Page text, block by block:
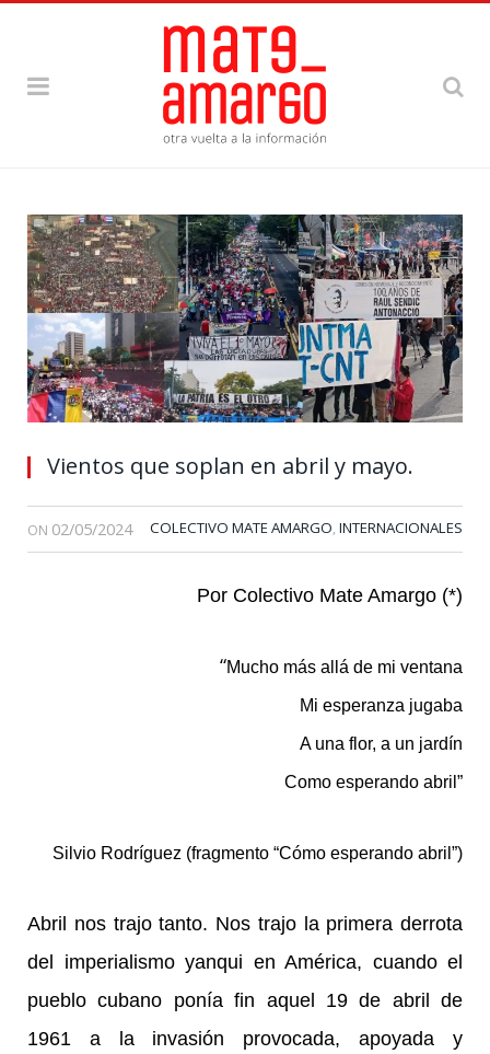
Vientos que soplan en abril y mayo.
ON 02/05/2024 COLECTIVO MATE AMARGO, INTERNACIONALES
Por Colectivo Mate Amargo (*)
“Mucho más allá de mi ventana
Mi esperanza jugaba
A una flor, a un jardín
Como esperando abril”
Silvio Rodríguez (fragmento “Cómo esperando abril”)
Abril nos trajo tanto. Nos trajo la primera derrota
del imperialismo yanqui en América, cuando el
pueblo cubano ponía fin aquel 19 de abril de
1961 a la invasión provocada, apoyada y